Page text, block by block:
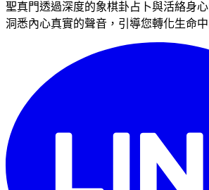
聖真門透過深度的象棋卦占卜與活絡身
洞悉內心真實的聲音，引導您轉化生命